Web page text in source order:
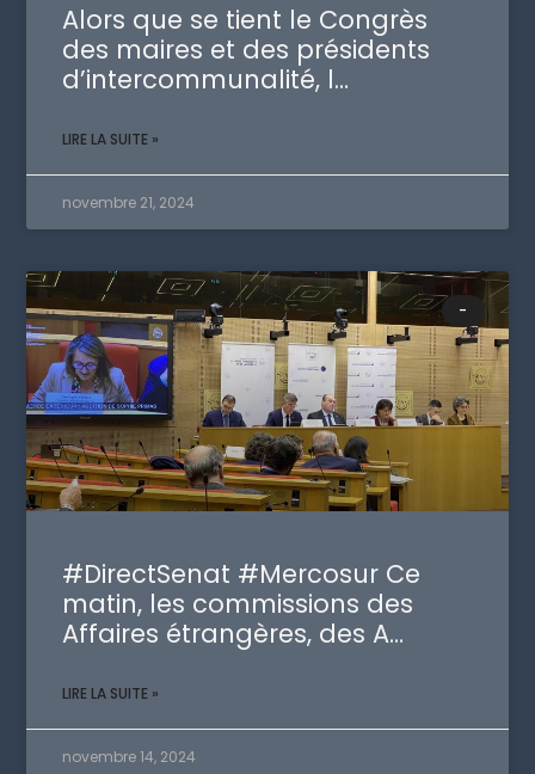
Alors que se tient le Congrès
des maires et des présidents
d’intercommunalité, l…
LIRE LA SUITE »
novembre 21, 2024
-
#DirectSenat #Mercosur Ce
matin, les commissions des
Affaires étrangères, des A…
LIRE LA SUITE »
novembre 14, 2024